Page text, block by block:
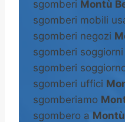
sgomberi Montù
sgomberi mobili
sgomberi negozi
sgomberi soggiorni
sgomberi
sgomberi uffici
sgomberiamo
sgombero a